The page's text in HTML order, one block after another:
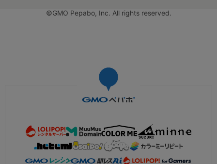
©GMO Pepabo, Inc. All rights reserved.